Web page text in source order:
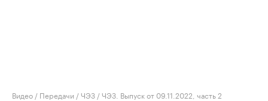
Видео / Передачи /ЧЭЗ /ЧЭЗ. Выпуск от 09.11.2022, часть 2